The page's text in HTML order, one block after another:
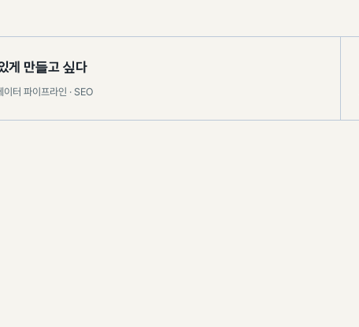
게 만들고 싶다
이터 파이프라인 · SEO